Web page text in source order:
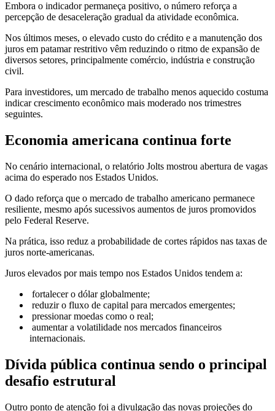
Embora o indicador permaneça positivo, o número reforça a
percepção de desaceleração gradual da atividade econômica.
Nos últimos meses, o elevado custo do crédito e a manutenção dos
juros em patamar restritivo vêm reduzindo o ritmo de expansão de
diversos setores, principalmente comércio, indústria e construção
civil.
Para investidores, um mercado de trabalho menos aquecido costuma
indicar crescimento econômico mais moderado nos trimestres
seguintes.
Economia americana continua forte
No cenário internacional, o relatório Jolts mostrou abertura de vagas
acima do esperado nos Estados Unidos.
O dado reforça que o mercado de trabalho americano permanece
resiliente, mesmo após sucessivos aumentos de juros promovidos
pelo Federal Reserve.
Na prática, isso reduz a probabilidade de cortes rápidos nas taxas de
juros norte-americanas.
Juros elevados por mais tempo nos Estados Unidos tendem a:
fortalecer o dólar globalmente;
reduzir o fluxo de capital para mercados emergentes;
pressionar moedas como o real;
aumentar a volatilidade nos mercados financeiros
internacionais.
Dívida pública continua sendo o principal
desafio estrutural
Outro ponto de atenção foi a divulgação das novas projeções do